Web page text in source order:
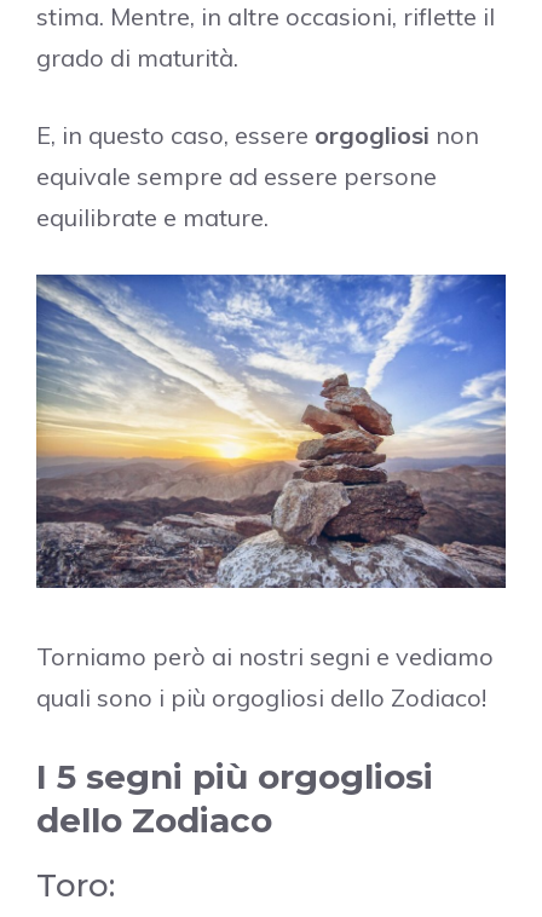
stima. Mentre, in altre occasioni, riflette il
grado di maturità.
E, in questo caso, essere orgogliosi non
equivale sempre ad essere persone
equilibrate e mature.
Torniamo però ai nostri segni e vediamo
quali sono i più orgogliosi dello Zodiaco!
I 5 segni più orgogliosi
dello Zodiaco
Toro: